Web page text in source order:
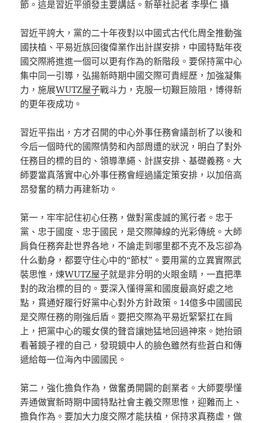
節。這是習近平頒發主要講話。新華社記者 李學仁 攝
習近平誇大，黨的二十年夜對以中國式古代化周全推動強
國扶植、平易近族回復偉業作出計謀安排，中國特點年夜
國交際將進進一個可以更有作為的新階段。要保持黨中心
集中同一引導，弘揚新時期中國交際可貴經歷，加強凝集
力，施展WUTZ屋子戰斗力，克服一切艱巨險阻，博得新
的更年夜成功。
習近平指出，方才召開的中心外事任務會議剖析了以後和
今后一個時代的國際情勢和內部周遭的狀況，明白了對外
任務目的標的目的、領導準繩、計謀安排、基礎義務。大
師要當真落實中心外事任務會經過議定策安排，以加倍高
昂發奮的精力再建新功。
第一，牢牢記住初心任務，做對黨虔誠的篤行者。忠于
黨、忠于國度、忠于國民，是交際陣線的光彩傳統。大師
肩負任務奔赴世界各地，不論走到哪里都不克不及忘卻為
什么動身，都要守住心中的“節杖”。要用黨的立異實際武
裝思惟，煉WUTZ屋子就是非分明的火眼金睛，一直把準
對的政治標的目的。要深入懂得黨和國度最高好處之地
點，貫通好履行好黨中心對外方針政策。14億多中國國民
是交際任務的剛強后盾。要把交際為平易近緊緊扛在肩
上，把黨中心的暖女僕的聲音讓她猛地回過神來。她抬頭
看著鏡子裡的自己，發現鏡中人的臉色雖然有些蒼白和傳
遞給每一位海內中國國民。
第二，強化擔負作為，做奮勇開闢的創業者。大師要學懂
弄通做實新時期中國特點社會主義交際思惟，迎難而上、
擔負作為。要加大力度交際才能扶植，保持求真務虛，做